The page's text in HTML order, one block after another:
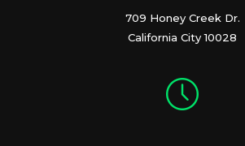
709 Honey Creek Dr.
California City 10028